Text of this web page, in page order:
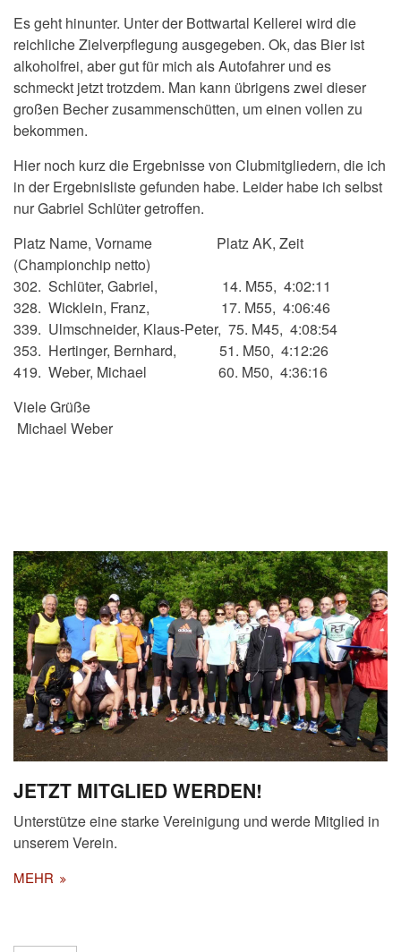
Es geht hinunter. Unter der Bottwartal Kellerei wird die
reichliche Zielverpflegung ausgegeben. Ok, das Bier ist
alkoholfrei, aber gut für mich als Autofahrer und es
schmeckt jetzt trotzdem. Man kann übrigens zwei dieser
großen Becher zusammenschütten, um einen vollen zu
bekommen.
Hier noch kurz die Ergebnisse von Clubmitgliedern, die ich
in der Ergebnisliste gefunden habe. Leider habe ich selbst
nur Gabriel Schlüter getroffen.
Platz Name, Vorname Platz AK, Zeit
(Championchip netto)
302. Schlüter, Gabriel, 14. M55, 4:02:11
328. Wicklein, Franz, 17. M55, 4:06:46
339. Ulmschneider, Klaus-Peter, 75. M45, 4:08:54
353. Hertinger, Bernhard, 51. M50, 4:12:26
419. Weber, Michael 60. M50, 4:36:16
Viele Grüße
Michael Weber
JETZT MITGLIED WERDEN!
Unterstütze eine starke Vereinigung und werde Mitglied in
unserem Verein.
MEHR